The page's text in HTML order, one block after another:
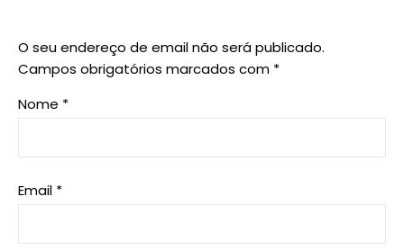
O seu endereço de email não será publicado.
Campos obrigatórios marcados com *
Nome *
Email *